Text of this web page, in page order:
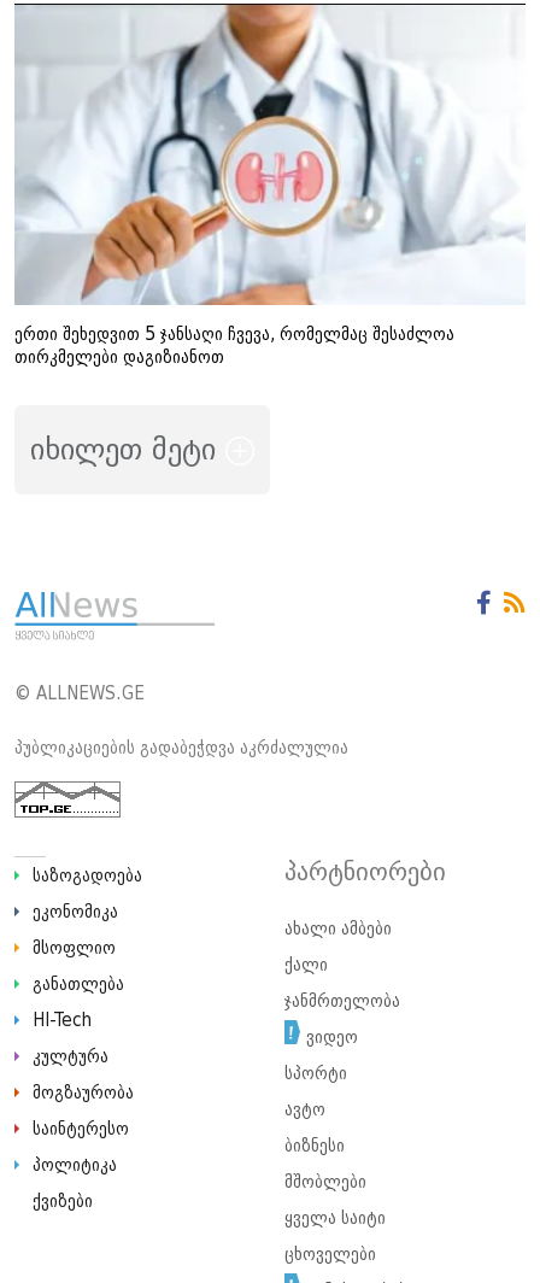
ერთი შეხედვით 5 ჯანსაღი ჩვევა, რომელმაც შესაძლოა
თირკმელები დაგიზიანოთ
იხილეთ მეტი
© ALLNEWS.GE
პუბლიკაციების გადაბეჭდვა აკრძალულია
საზოგადოება
ეკონომიკა
მსოფლიო
განათლება
HI-Tech
კულტურა
მოგზაურობა
საინტერესო
პოლიტიკა
ქვიზები
პარტნიორები
ახალი ამბები
ქალი
ჯანმრთელობა
ვიდეო
სპორტი
ავტო
ბიზნესი
მშობლები
ყველა საიტი
ცხოველები